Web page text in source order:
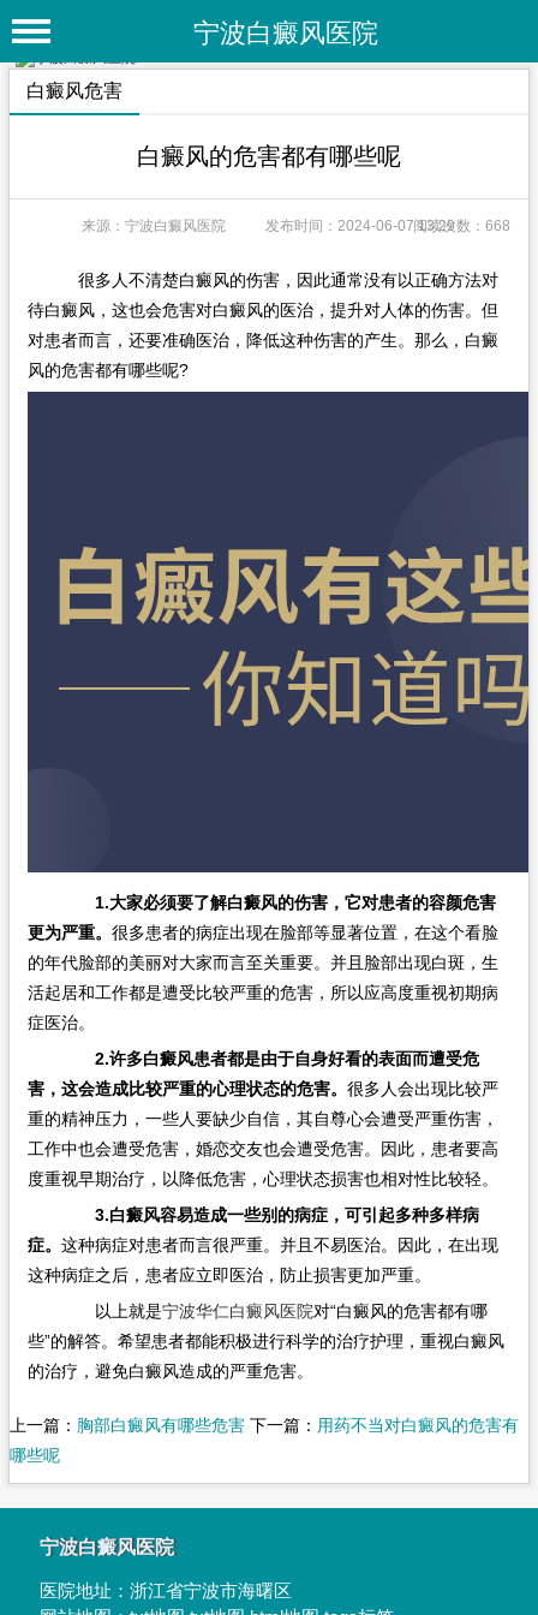
宁波白癜风医院
首 页
专家团队
特色疗法
白癜风常识
白癜风人群
白癜风危害
白癜风的危害都有哪些呢
来源：宁波白癜风医院 发布时间：2024-06-07 13:29阅读次数：668
很多人不清楚白癜风的伤害，因此通常没有以正确方法对
待白癜风，这也会危害对白癜风的医治，提升对人体的伤害。但
对患者而言，还要准确医治，降低这种伤害的产生。那么，白癜
风的危害都有哪些呢?
1.大家必须要了解白癜风的伤害，它对患者的容颜危害
更为严重。 很多患者的病症出现在脸部等显著位置，在这个看脸
的年代脸部的美丽对大家而言至关重要。并且脸部出现白斑，生
活起居和工作都是遭受比较严重的危害，所以应高度重视初期病
症医治。
2.许多白癜风患者都是由于自身好看的表面而遭受危
害，这会造成比较严重的心理状态的危害。 很多人会出现比较严
重的精神压力，一些人要缺少自信，其自尊心会遭受严重伤害，
工作中也会遭受危害，婚恋交友也会遭受危害。因此，患者要高
度重视早期治疗，以降低危害，心理状态损害也相对性比较轻。
3.白癜风容易造成一些别的病症，可引起多种多样病
症。 这种病症对患者而言很严重。并且不易医治。因此，在出现
这种病症之后，患者应立即医治，防止损害更加严重。
以上就是宁波华仁白癜风医院对“白癜风的危害都有哪
些”的解答。希望患者都能积极进行科学的治疗护理，重视白癜风
的治疗，避免白癜风造成的严重危害。
上一篇： 胸部白癜风有哪些危害下一篇： 用药不当对白癜风的危害有
哪些呢
宁波白癜风医院
医院地址：浙江省宁波市海曙区